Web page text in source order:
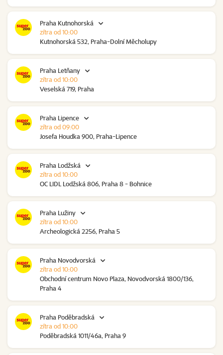
Praha Kutnohorská
Kutnohorská 532, Praha-Dolní Měcholupy
zítra od 10:00
Praha Letňany
Veselská 719, Praha
zítra od 10:00
Praha Lipence
Josefa Houdka 900, Praha-Lipence
zítra od 09:00
Praha Lodžská
OC LIDL Lodžská 806, Praha 8 - Bohnice
zítra od 10:00
Praha Lužiny
Archeologická 2256, Praha 5
zítra od 10:00
Praha Novodvorská
Obchodní centrum Novo Plaza, Novodvorská 1800/136,
Praha 4
zítra od 10:00
Praha Poděbradská
Poděbradská 1011/46a, Praha 9
zítra od 10:00